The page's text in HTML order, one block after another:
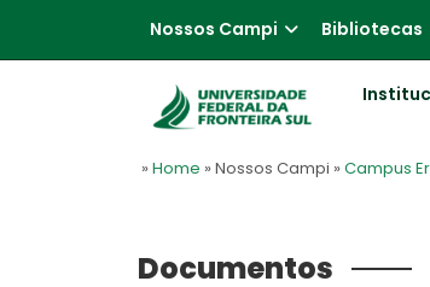
Nossos Campi Bibliotecas
» Home » Nossos Campi » Campus
Documentos